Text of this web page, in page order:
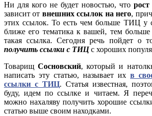
Ни для кого не будет новостью, что
зависит от внешних ссылок на него,
этих ссылок. То есть чем больше ТИЦ у
ближе его тематика к вашей, тем
такая ссылка. Сегодня речь пойдет о
получить ссылки с ТИЦс хороших
ТоварищСосновский, который и
написать эту статью, называет их в
ссылки с ТИЦ. Статья известная,
буду, идем по ссылке и читаем. Я
можно нахаляву получить хорошие
статью выше своим находками.